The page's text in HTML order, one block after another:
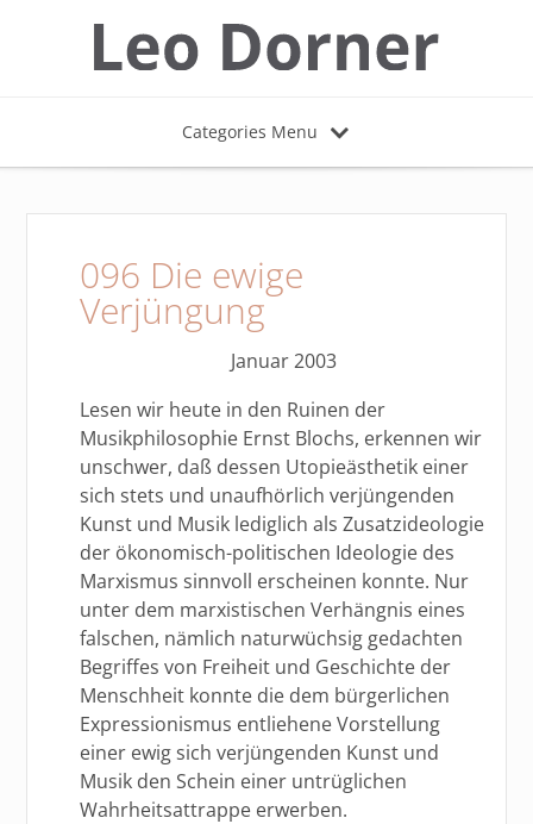
Categories Menu
096 Die ewige
Verjüngung
Januar 2003
Lesen wir heute in den Ruinen der
Musikphilosophie Ernst Blochs, erkennen wir
unschwer, daß dessen Utopieästhetik einer
sich stets und unaufhörlich verjüngenden
Kunst und Musik lediglich als Zusatzideologie
der ökonomisch-politischen Ideologie des
Marxismus sinnvoll erscheinen konnte. Nur
unter dem marxistischen Verhängnis eines
falschen, nämlich naturwüchsig gedachten
Begriffes von Freiheit und Geschichte der
Menschheit konnte die dem bürgerlichen
Expressionismus entliehene Vorstellung
einer ewig sich verjüngenden Kunst und
Musik den Schein einer untrüglichen
Wahrheitsattrappe erwerben.